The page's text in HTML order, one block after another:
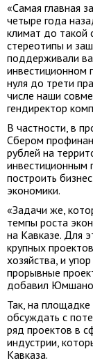
«Самая главная
четыре года
климат до такой
стереотипы и
поддерживали
инвестиционном
нуля до трети
числе наши
гендиректор
В частности, в
Сбером
рублей на
инвестиционным
построить
экономики.
«Задачи же,
темпы роста
на Кавказе. Для
крупных
хозяйства, и
прорывные
добавил
Так, на
обсуждать с
ряд проектов в
индустрии,
Кавказа.